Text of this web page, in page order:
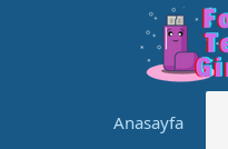
Anasayfa